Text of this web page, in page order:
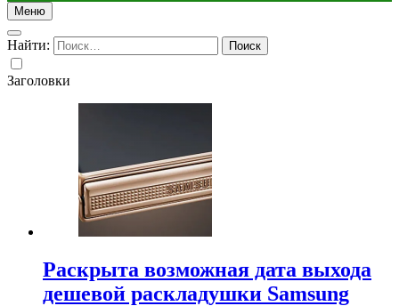
Меню
Найти:
Заголовки
Раскрыта возможная дата выхода
дешевой раскладушки Samsung